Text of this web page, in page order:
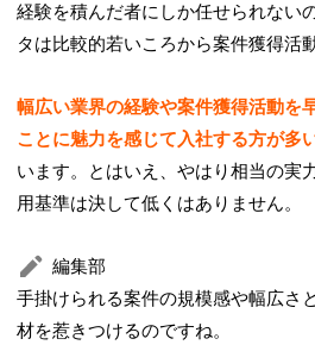
経験を積んだ者にしか任せられない
タは比較的若いころから案件獲得活
幅広い業界の経験や案件獲得活動を
ことに魅力を感じて入社する方が多
います。とはいえ、やはり相当の実
用基準は決して低くはありません。
編集部
手掛けられる案件の規模感や幅広さ
材を惹きつけるのですね。